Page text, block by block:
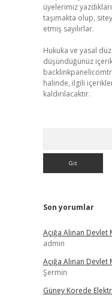
üyelerimiz
taşımakta olup,
etmiş sayılırlar.
Hukuka ve yasal
düşündüğünüz
halinde, ilgili
kaldırılacaktır.
Son yorumlar
Açığa Alınan
admin
Açığa Alınan
Şermin
Güney Korede